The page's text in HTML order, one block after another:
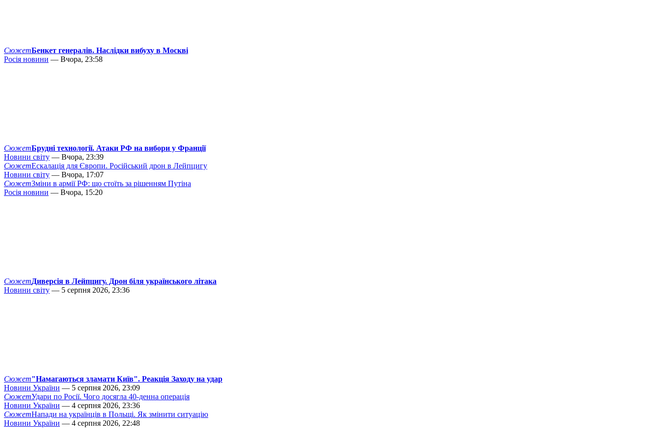
СюжетБенкет генералів. Наслідки вибуху в Москві
Росія новини — Вчора, 23:58
СюжетБрудні технології. Атаки РФ на вибори у Франції
Новини світу — Вчора, 23:39
СюжетЕскалація для Європи. Російський дрон в Лейпцигу
Новини світу — Вчора, 17:07
СюжетЗміни в армії РФ: що стоїть за рішенням Путіна
Росія новини — Вчора, 15:20
СюжетДиверсія в Лейпцигу. Дрон біля українського літака
Новини світу — 5 серпня 2026, 23:36
Сюжет"Намагаються зламати Київ". Реакція Заходу на удар
Новини України — 5 серпня 2026, 23:09
СюжетУдари по Росії. Чого досягла 40-денна операція
Новини України — 4 серпня 2026, 23:36
СюжетНапади на українців в Польщі. Як змінити ситуацію
Новини України — 4 серпня 2026, 22:48